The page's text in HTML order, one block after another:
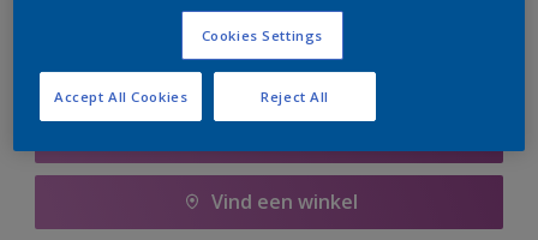
Vind een winkel
Cookies Settings
Reject All
Accept All Cookies